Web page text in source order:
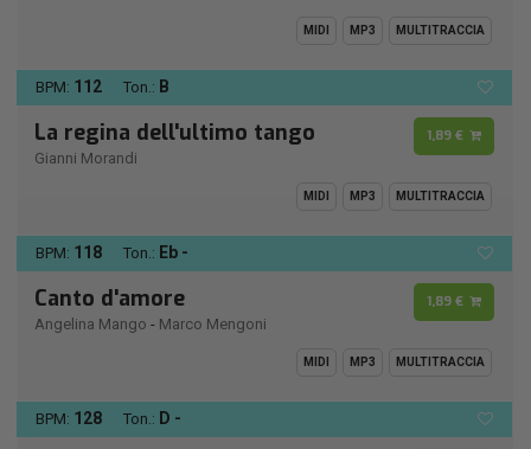
MIDI MP3 MULTITRACCIA
BPM: 112 Ton.: B
La regina dell'ultimo tango
Gianni Morandi
1,89 €
MIDI MP3 MULTITRACCIA
BPM: 118 Ton.: Eb -
Canto d'amore
Angelina Mango - Marco Mengoni
1,89 €
MIDI MP3 MULTITRACCIA
BPM: 128 Ton.: D -